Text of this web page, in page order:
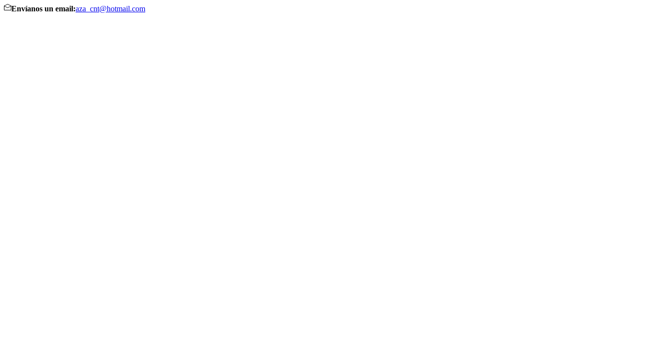
Envíanos un email:aza_cnt@hotmail.com